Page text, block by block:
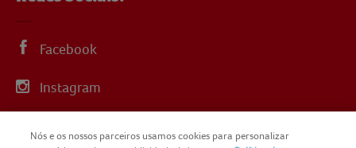
Facebook
Instagram
Nós e os nossos parceiros usamos cookies para personalizar